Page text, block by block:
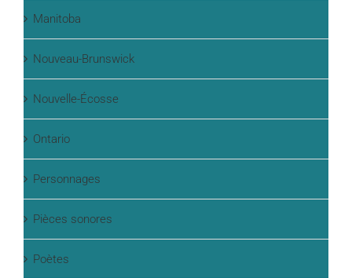
Manitoba
Nouveau-Brunswick
Nouvelle-Écosse
Ontario
Personnages
Pièces sonores
Poètes